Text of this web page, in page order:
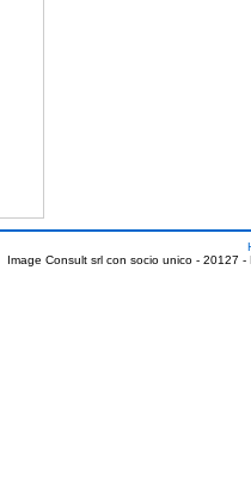
Image Consult srl con socio unico - 20127